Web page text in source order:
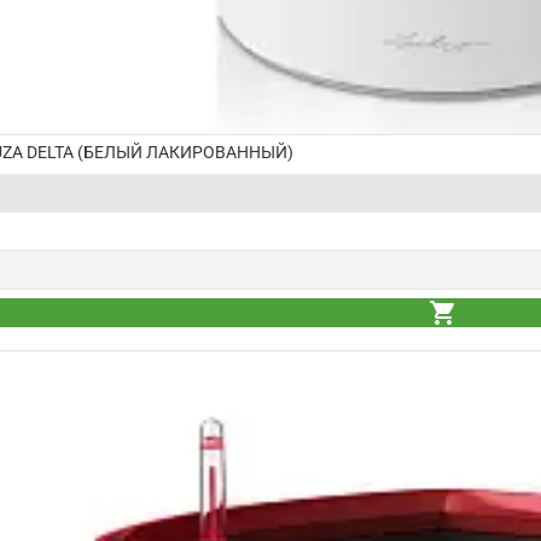
DELTA (БЕЛЫЙ ЛАКИРОВАННЫЙ)
shopping_cart